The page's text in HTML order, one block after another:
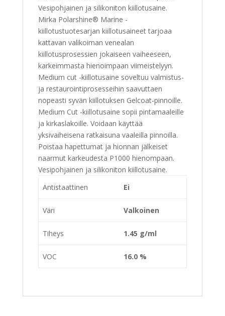
Vesipohjainen ja silikoniton kiillotusaine.
Mirka Polarshine® Marine -
kiillotustuotesarjan kiillotusaineet tarjoaa
kattavan valikoiman venealan
kiillotusprosessien jokaiseen vaiheeseen,
karkeimmasta hienoimpaan viimeistelyyn.
Medium cut -kiillotusaine soveltuu valmistus-
ja restaurointiprosesseihin saavuttaen
nopeasti syvän kiillotuksen Gelcoat-pinnoille.
Medium Cut -kiillotusaine sopii pintamaaleille
ja kirkaslakoille. Voidaan käyttää
yksivaiheisena ratkaisuna vaaleilla pinnoilla.
Poistaa hapettumat ja hionnan jälkeiset
naarmut karkeudesta P1000 hienompaan.
Vesipohjainen ja silikoniton kiillotusaine.
Antistaattinen
Ei
Väri Valkoinen
Tiheys 1.45 g/ml
VOC 16.0 %